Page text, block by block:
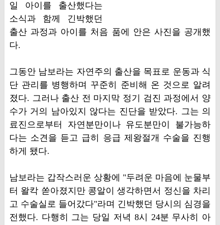
일 아이를 출산했다는
소식과 함께 긴박했던
출산 과정과 아이를 처음 품에 안은 사진을 공개했
다.
그동안 남보라는 자연주의 출산을 목표로 운동과 식
단 관리를 병행하며 꾸준히 준비해 온 것으로 알려
졌다. 그러나 출산 전 마지막 정기 검진 과정에서 양
수가 거의 남아있지 않다는 진단을 받았다. 그는 의
료진으로부터 자연분만이나 유도분만이 불가능하
다는 소견을 듣고 급히 응급 제왕절개 수술을 진행
하게 됐다.
남보라는 갑작스러운 상황에 "두려운 마음에 눈물부
터 왈칵 쏟아졌지만 콩알이 생각하면서 정신을 차리
고 수술실로 들어갔다"라며 긴박했던 당시의 심경을
전했다. 다행히 그는 당일 저녁 8시 24분 무사히 아